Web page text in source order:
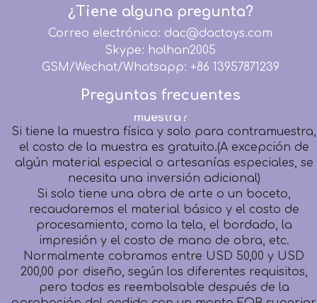
¿Tiene alguna pregunta?
Correo electrónico: dac@dactoys.com
Skype: holhan2005
GSM/Wechat/Whatsapp: +86 13957871239
Preguntas frecuentes
DACToys se compromete a proporcionar productos
de peluche de alta calidad para niños de todo el
mundo, pero la máxima prioridad sigue siendo la
seguridad de los niños.
¿Cuánto debemos pagar por el desarrollo de la
Si tiene la muestra física y solo para contramuestra,
el costo de la muestra es gratuito.(A excepción de
algún material especial o artesanías especiales, se
necesita una inversión adicional)
Si solo tiene una obra de arte o un boceto,
recaudaremos el material básico y el costo de
procesamiento, como la tela, el bordado, la
impresión y el costo de mano de obra, etc.
Normalmente cobramos entre USD 50,00 y USD
200,00 por diseño, según los diferentes requisitos,
pero todos es reembolsable después de la
aprobación del pedido con un monto FOB superior
a USD 3000,00.
¿Cuánto tiempo debo esperar para recibir mi